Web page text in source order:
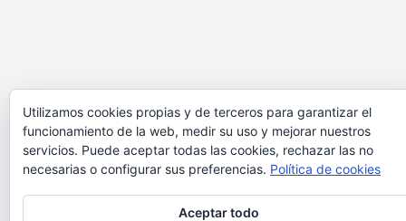
Utilizamos cookies propias y de terceros para garantizar el
funcionamiento de la web, medir su uso y mejorar nuestros
servicios. Puede aceptar todas las cookies, rechazar las no
necesarias o configurar sus preferencias. Política de cookies
Aceptar todo